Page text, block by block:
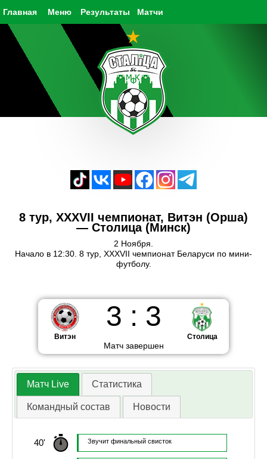
Главная Результаты Матчи
Меню
8 тур, XXXVII чемпионат, Витэн (Орша)
— Столица (Минск)
2 Ноября.
Начало в 12:30. 8 тур, XXXVII чемпионат Беларуси по мини-
футболу.
Витэн
3 : 3
Матч завершен
Столица
Матч Live Статистика
Командный состав Новости
40' Звучит финальный свисток